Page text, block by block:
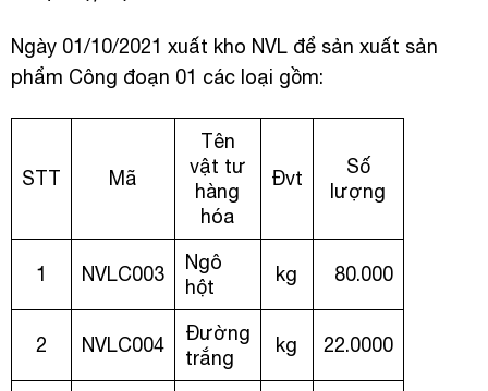
Ngày 01/10/2021 xuất kho NVL để sản xuất sản
phẩm Công đoạn 01 các loại gồm:
STT Mã
Tên
vật tư
hàng
hóa
Đvt
Số
lượng
1 NVLC003
Ngô
hột
kg 80.000
2 NVLC004
Đường
trắng
kg 22.0000